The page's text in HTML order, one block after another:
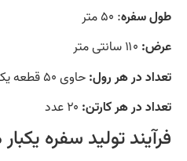
طولسفره: ۵۰ متر
عرض:۱۱۰ سانتی متر
تعداد در هر رول:حاوی ۵۰ قطعه یک متری
تعداد در هر کارتن:۲۰ عدد
فرآیند تولید سفره